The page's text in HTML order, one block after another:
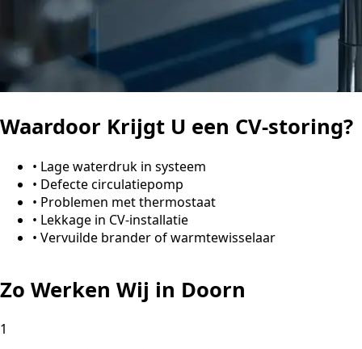
Waardoor Krijgt U een CV-storing?
• Lage waterdruk in systeem
• Defecte circulatiepomp
• Problemen met thermostaat
• Lekkage in CV-installatie
• Vervuilde brander of warmtewisselaar
Zo Werken Wij in Doorn
1